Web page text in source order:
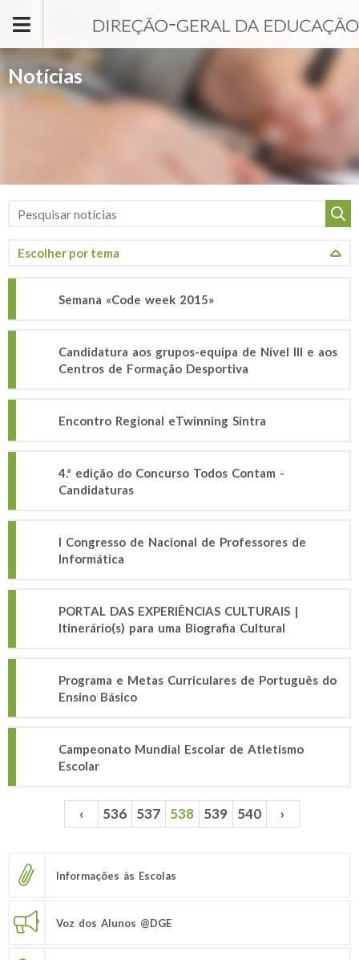
Notícias
Semana «Code week 2015»
Candidatura aos grupos-equipa de Nível III e aos
Centros de Formação Desportiva
Encontro Regional eTwinning Sintra
4.ª edição do Concurso Todos Contam -
Candidaturas
I Congresso de Nacional de Professores de
Informática
PORTAL DAS EXPERIÊNCIAS CULTURAIS |
Itinerário(s) para uma Biografia Cultural
Programa e Metas Curriculares de Português do
Ensino Básico
Campeonato Mundial Escolar de Atletismo
Escolar
Páginas ‹ 536 537 538 539 540 ›
Informações às Escolas
Voz dos Alunos @DGE